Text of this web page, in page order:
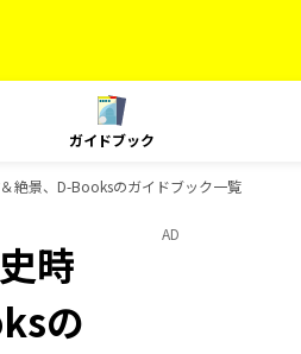
ガイドブック
絶景、D-Booksのガイドブック一覧
時
の
AD